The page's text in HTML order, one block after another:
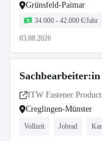
Grünsfeld-Paimar
34.000 - 42.000 €/Jahr
03.08.2026
ITW Fastener
Creglingen-Münster
Vollzeit Jobrad